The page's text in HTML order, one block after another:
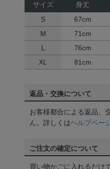
サイズ 身丈
S
67cm
M
71cm
L
76cm
XL
81cm
返品・交換について
お客様都合による返品、
ん。詳しくはヘルプペー
ご注文の確定について
買い物かごに入れるだけ